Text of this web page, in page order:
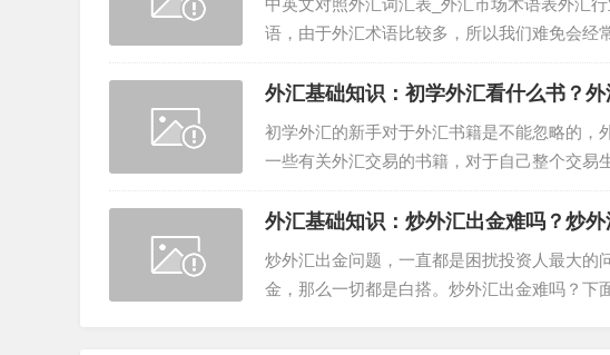
中英文对照外汇词汇表_外汇市场术语表外汇
语，由于外汇术语比较多，所以我们难免会经
可能最简洁的方式对关键定义加以...
外汇基础知识：初学外汇看什么书？
初学外汇的新手对于外汇书籍是不能忽略的，
一些有关外汇交易的书籍，对于自己整个交易
外汇新手入门书籍的推荐。 ...
外汇基础知识：炒外汇出金难吗？炒
炒外汇出金问题，一直都是困扰投资人最大的
金，那么一切都是白搭。炒外汇出金难吗？